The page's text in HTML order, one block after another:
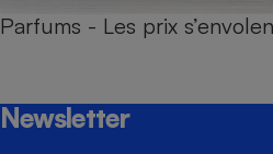
Parfums - Les prix
Newsletter